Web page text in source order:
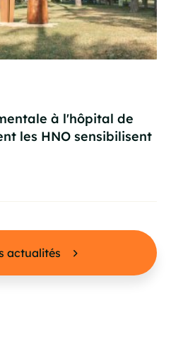
actualités
à l'hôpital de
les HNO sensibilisent